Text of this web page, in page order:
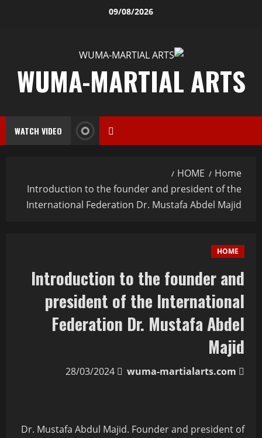
09/08/2026
WUMA-MARTIAL ARTS
WATCH VIDEO
Home
HOME
Introduction to the founder and president of the
International Federation Dr. Mustafa Abdel Majid
HOME
Introduction to the founder and
president of the International
Federation Dr. Mustafa Abdel
Majid
wuma-martialarts.com
Dr. Mustafa Abdul Majid. Founder and president of